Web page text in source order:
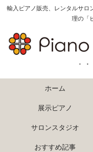
輸入ピアノ販売、レンタルサロ
理の「
ホーム
展示ピアノ
サロンスタジオ
おすすめ記事